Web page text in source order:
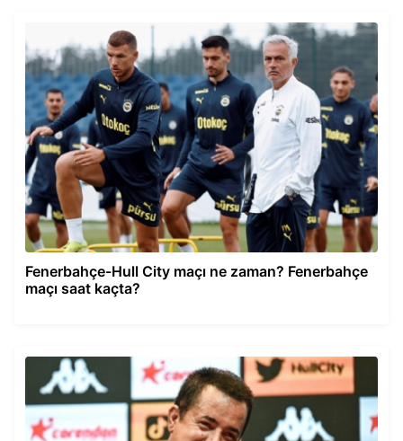
Fenerbahçe-Hull City maçı ne zaman? Fenerbahçe
maçı saat kaçta?